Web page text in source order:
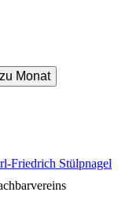
Monat
Friedrich Stülpnagel